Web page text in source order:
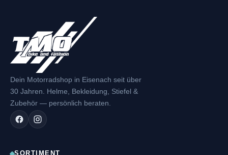
Dein Motorradshop in Eisenach seit über
30 Jahren. Helme, Bekleidung, Stiefel &
Zubehör — persönlich beraten.
SORTIMENT